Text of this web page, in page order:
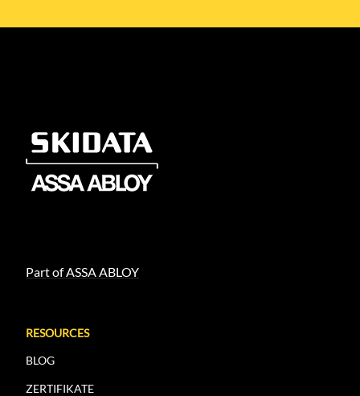
Part of ASSA ABLOY
RESOURCES
BLOG
ZERTIFIKATE